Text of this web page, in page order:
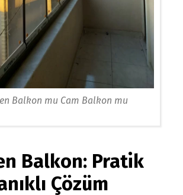
Balkon mu Cam Balkon mu
Balkon: Pratik
Çözüm